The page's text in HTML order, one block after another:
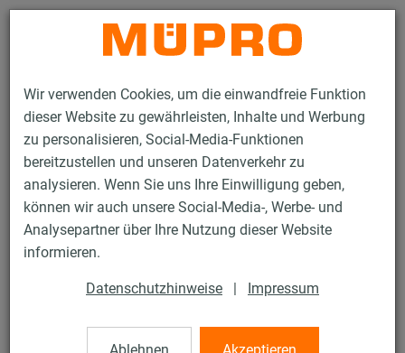
Wir verwenden Cookies, um die einwandfreie Funktion
dieser Website zu gewährleisten, Inhalte und Werbung
zu personalisieren, Social-Media-Funktionen
bereitzustellen und unseren Datenverkehr zu
analysieren. Wenn Sie uns Ihre Einwilligung geben,
können wir auch unsere Social-Media-, Werbe- und
Analysepartner über Ihre Nutzung dieser Website
informieren.
Datenschutzhinweise | Impressum
Kontakt
Produkte Befestigungstechnik
Rohrschellen
ISO-Schalen RTN+ Typ 2 und 4
ISO-Schalen RTN+ Typ 2 und 4